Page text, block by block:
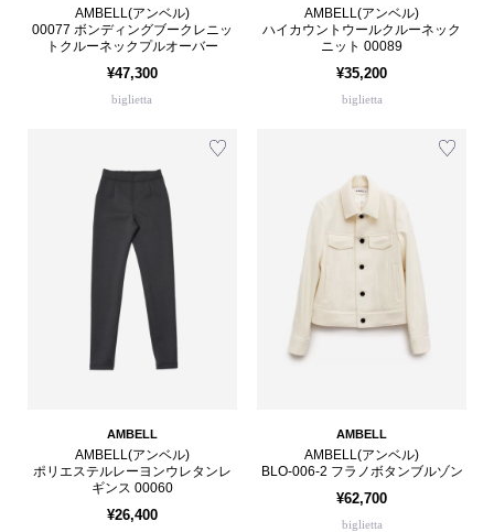
AMBELL(アンベル)
00077 ボンディングブークレニッ
トクルーネックプルオーバー
¥47,300
biglietta
AMBELL(アンベル)
ハイカウントウールクルーネック
ニット 00089
¥35,200
biglietta
AMBELL
AMBELL(アンベル)
ポリエステルレーヨンウレタンレ
ギンス 00060
¥26,400
AMBELL
AMBELL(アンベル)
BLO-006-2 フラノボタンブルゾン
¥62,700
biglietta